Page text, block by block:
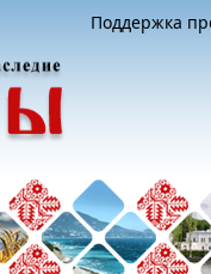
Поддержка